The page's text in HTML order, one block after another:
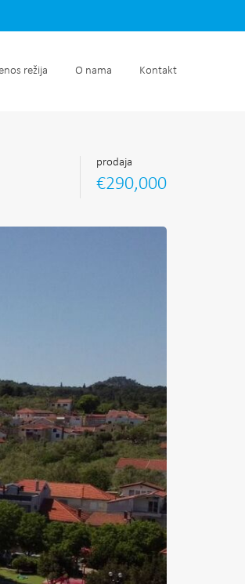
Prijenos režija O nama Kontakt
režija O nama Kontakt
prodaja
€290,000